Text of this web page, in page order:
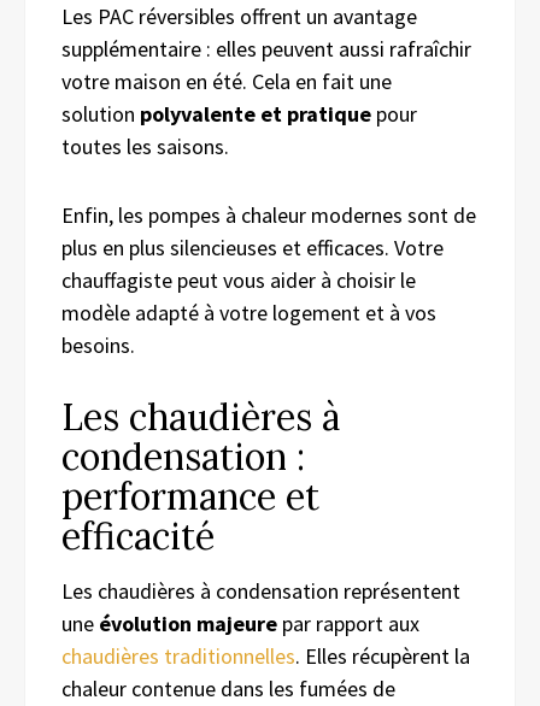
Les PAC réversibles offrent un avantage
supplémentaire : elles peuvent aussi rafraîchir
votre maison en été. Cela en fait une
solution polyvalente et pratique pour
toutes les saisons.
Enfin, les pompes à chaleur modernes sont de
plus en plus silencieuses et efficaces. Votre
chauffagiste peut vous aider à choisir le
modèle adapté à votre logement et à vos
besoins.
Les chaudières à
condensation :
performance et
efficacité
Les chaudières à condensation représentent
une évolution majeure par rapport aux
chaudières traditionnelles. Elles récupèrent la
chaleur contenue dans les fumées de